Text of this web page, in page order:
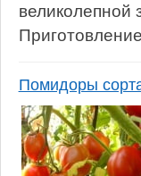
великолепной
Помидоры